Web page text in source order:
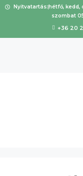
Nyitvatartás:hétfő, kedd,
szombat
+36 20